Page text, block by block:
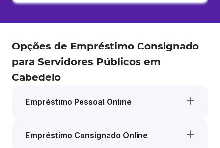
Opções de Empréstimo Consignado
para Servidores Públicos em
Cabedelo
Empréstimo Pessoal Online
Empréstimo Consignado Online